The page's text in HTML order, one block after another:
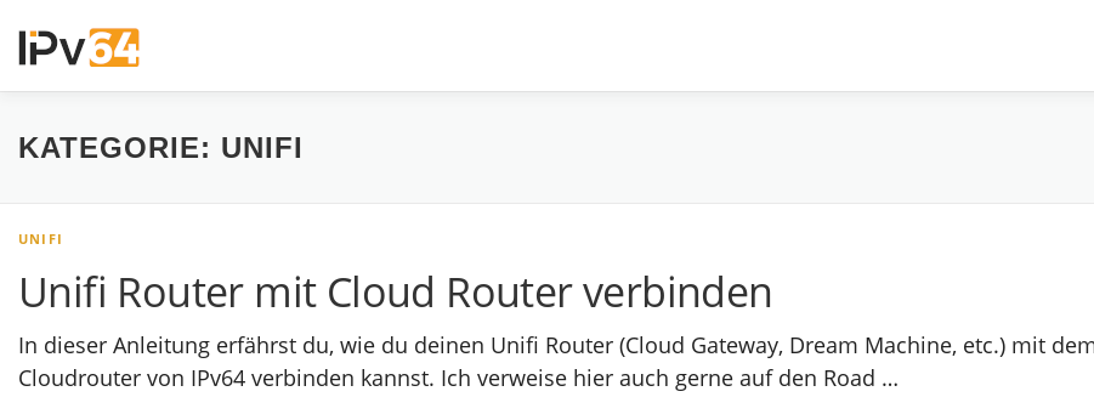
Inhalt
springen
KATEGORIE: UNIFI
UNIFI
Unifi Router mit Cloud Router verbinden
In dieser Anleitung erfährst du, wie du deinen Unifi Router (Cloud Gateway, Dream Machine, etc.) mit
Cloudrouter von IPv64 verbinden kannst. Ich verweise hier auch gerne auf den Road …